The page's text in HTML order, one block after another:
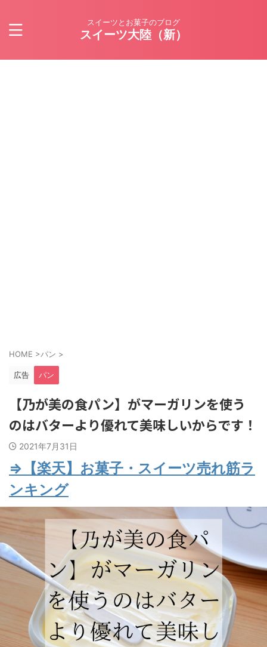
スイーツとお菓子のブログ
スイーツ大陸（新）
HOME >パン >
広告 パン
【乃が美の食パン】がマーガリンを使う
のはバターより優れて美味しいからです！
2021年7月31日
⇒【楽天】お菓子・スイーツ売れ筋ラ
ンキング